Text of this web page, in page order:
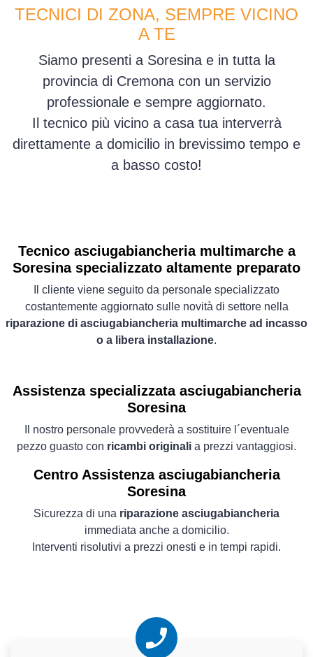
TECNICI DI ZONA, SEMPRE VICINO
A TE
Siamo presenti a Soresina e in tutta la
provincia di Cremona con un servizio
professionale e sempre aggiornato.
Il tecnico più vicino a casa tua interverrà
direttamente a domicilio in brevissimo tempo e
a basso costo!
Tecnico asciugabiancheria multimarche a
Soresina specializzato altamente preparato
Il cliente viene seguito da personale specializzato
costantemente aggiornato sulle novità di settore nella
riparazione di asciugabiancheria multimarche ad incasso
o a libera installazione.
Assistenza specializzata asciugabiancheria
Soresina
Il nostro personale provvederà a sostituire l´eventuale
pezzo guasto con ricambi originali a prezzi vantaggiosi.
Centro Assistenza asciugabiancheria
Soresina
Sicurezza di una riparazione asciugabiancheria
immediata anche a domicilio.
Interventi risolutivi a prezzi onesti e in tempi rapidi.